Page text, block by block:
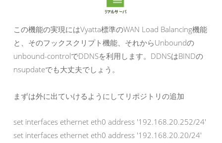
この機能の実現にはVyatta標準のWAN Load Balancing機能
と、そのフックスクリプト機能、それからUnboundの
unbound-controlでDDNSを利用します。DDNSはBINDの
nsupdateでも大丈夫でしょう。
まずは外に出ていけるようにしてリポジトリの追加
set interfaces ethernet eth0 address '192.168.20.252/24'
set interfaces ethernet eth0 address '192.168.20.20/24'